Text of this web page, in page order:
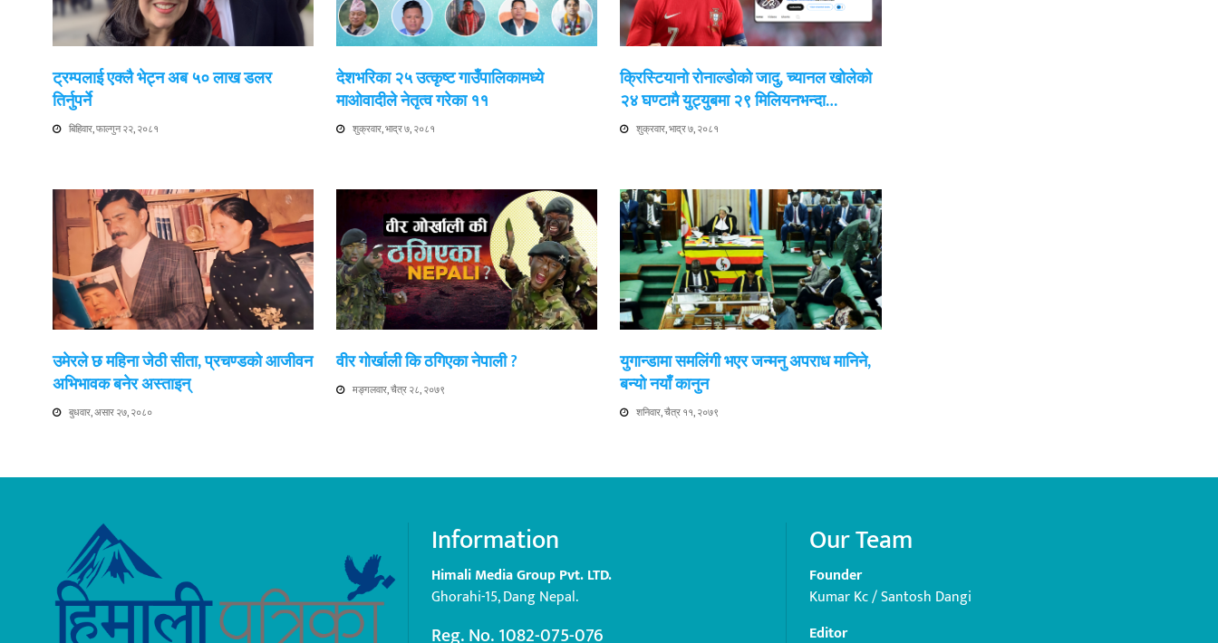
ट्रम्पलाई एक्लै भेट्न अब ५० लाख डलर
तिर्नुपर्ने
बिहिवार, फाल्गुन २२, २०८१
देशभरिका २५ उत्कृष्ट गाउँपालिकामध्ये
माओवादीले नेतृत्व गरेका ११
शुक्रवार, भाद्र ७, २०८१
क्रिस्टियानो रोनाल्डोको जादु, च्यानल खोलेको
२४ घण्टामै युट्युबमा २९ मिलियनभन्दा…
शुक्रवार, भाद्र ७, २०८१
उमेरले छ महिना जेठी सीता, प्रचण्डको आजीवन
अभिभावक बनेर अस्ताइन्
बुधवार, असार २७, २०८०
वीर गोर्खाली कि ठगिएका नेपाली ?
मङ्गलवार, चैत्र २८, २०७९
युगान्डामा समलिंगी भएर जन्मनु अपराध मानिने,
बन्यो नयाँ कानुन
शनिवार, चैत्र ११, २०७९
Information
Himali Media Group Pvt. LTD.
Ghorahi-15, Dang Nepal.
Reg. No. 1082-075-076
Our Team
Founder
Kumar Kc / Santosh Dangi
Editor